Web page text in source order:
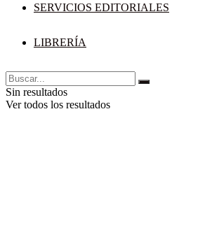
SERVICIOS EDITORIALES
LIBRERÍA
Sin resultados
Ver todos los resultados